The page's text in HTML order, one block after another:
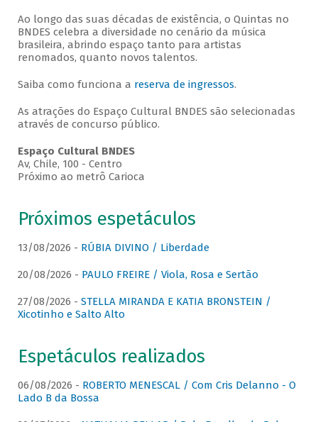
Ao longo das suas décadas de existência, o Quintas no
BNDES celebra a diversidade no cenário da música
brasileira, abrindo espaço tanto para artistas
renomados, quanto novos talentos.
Saiba como funciona a reserva de ingressos.
As atrações do Espaço Cultural BNDES são selecionadas
através de concurso público.
Espaço Cultural BNDES
Av, Chile, 100 - Centro
Próximo ao metrô Carioca
Próximos espetáculos
13/08/2026 - RÚBIA DIVINO / Liberdade
20/08/2026 - PAULO FREIRE / Viola, Rosa e Sertão
27/08/2026 - STELLA MIRANDA E KATIA BRONSTEIN /
Xicotinho e Salto Alto
Espetáculos realizados
06/08/2026 - ROBERTO MENESCAL / Com Cris Delanno - O
Lado B da Bossa